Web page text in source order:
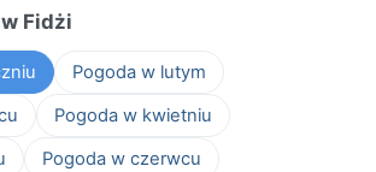
Fidżi
Pogoda w lutym
Pogoda w kwietniu
Pogoda w czerwcu